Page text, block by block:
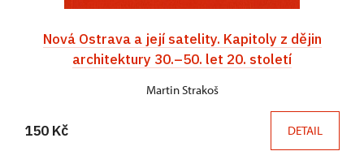
Nová Ostrava a její satelity. Kapitoly z dějin
architektury 30.–50. let 20. století
Martin Strakoš
150 Kč DETAIL